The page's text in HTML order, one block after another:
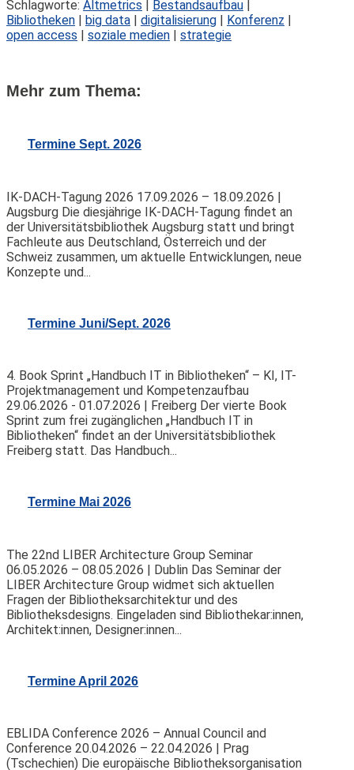
Schlagworte: Altmetrics | Bestandsaufbau |
Bibliotheken | big data | digitalisierung | Konferenz |
open access | soziale medien | strategie
Mehr zum Thema:
Termine Sept. 2026
IK-DACH-Tagung 2026 17.09.2026 – 18.09.2026 |
Augsburg Die diesjährige IK-DACH-Tagung findet an
der Universitätsbibliothek Augsburg statt und bringt
Fachleute aus Deutschland, Österreich und der
Schweiz zusammen, um aktuelle Entwicklungen, neue
Konzepte und...
Termine Juni/Sept. 2026
4. Book Sprint „Handbuch IT in Bibliotheken“ – KI, IT-
Projektmanagement und Kompetenzaufbau
29.06.2026 - 01.07.2026 | Freiberg Der vierte Book
Sprint zum frei zugänglichen „Handbuch IT in
Bibliotheken“ findet an der Universitätsbibliothek
Freiberg statt. Das Handbuch...
Termine Mai 2026
The 22nd LIBER Architecture Group Seminar
06.05.2026 – 08.05.2026 | Dublin Das Seminar der
LIBER Architecture Group widmet sich aktuellen
Fragen der Bibliotheksarchitektur und des
Bibliotheksdesigns. Eingeladen sind Bibliothekar:innen,
Architekt:innen, Designer:innen...
Termine April 2026
EBLIDA Conference 2026 – Annual Council and
Conference 20.04.2026 – 22.04.2026 | Prag
(Tschechien) Die europäische Bibliotheksorganisation